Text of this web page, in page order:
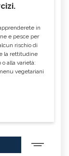
in
e pesce per
rischio di
la rettitudine
alla varietà:
vegetariani